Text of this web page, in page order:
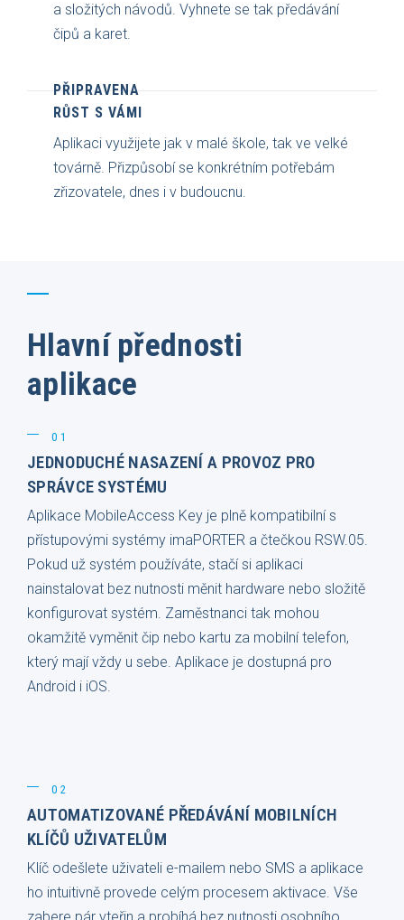
a složitých návodů. Vyhnete se tak předávání
čipů a karet.
PŘIPRAVENA
RŮST S VÁMI
Aplikaci využijete jak v malé škole, tak ve velké
továrně. Přizpůsobí se konkrétním potřebám
zřizovatele, dnes i v budoucnu.
Hlavní přednosti
aplikace
01
JEDNODUCHÉ NASAZENÍ A PROVOZ PRO
SPRÁVCE SYSTÉMU
Aplikace MobileAccess Key je plně kompatibilní s
přístupovými systémy imaPORTER a čtečkou RSW.05.
Pokud už systém používáte, stačí si aplikaci
nainstalovat bez nutnosti měnit hardware nebo složitě
konfigurovat systém. Zaměstnanci tak mohou
okamžitě vyměnit čip nebo kartu za mobilní telefon,
který mají vždy u sebe. Aplikace je dostupná pro
Android i iOS.
02
AUTOMATIZOVANÉ PŘEDÁVÁNÍ MOBILNÍCH
KLÍČŮ UŽIVATELŮM
Klíč odešlete uživateli e-mailem nebo SMS a aplikace
ho intuitivně provede celým procesem aktivace. Vše